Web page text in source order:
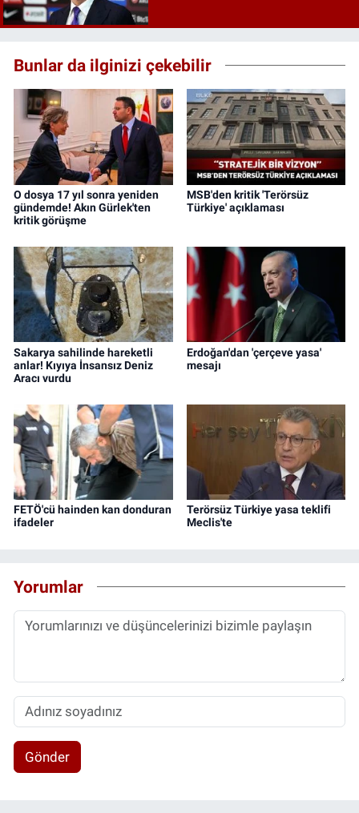
Bunlar da ilginizi çekebilir
O dosya 17 yıl sonra yeniden
gündemde! Akın Gürlek'ten
kritik görüşme
MSB'den kritik 'Terörsüz
Türkiye' açıklaması
Sakarya sahilinde hareketli
anlar! Kıyıya İnsansız Deniz
Aracı vurdu
Erdoğan'dan 'çerçeve yasa'
mesajı
FETÖ'cü hainden kan donduran
ifadeler
Terörsüz Türkiye yasa teklifi
Meclis'te
Yorumlar
Gönder